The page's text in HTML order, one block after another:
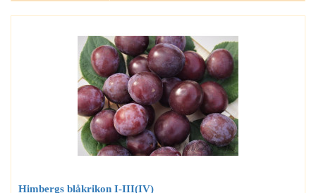
Himbergs blåkrikon I-III(IV)